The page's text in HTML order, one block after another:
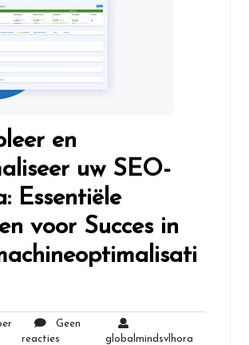
en
uw SEO-
Essentiële
voor Succes in
Geen
reacties
globalmindsvlhora